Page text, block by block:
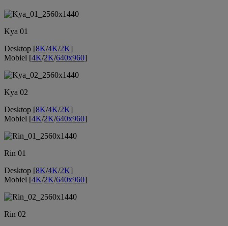
Kya 01
Desktop [8K/4K/2K]
Mobiel [4K/2K/640x960]
Kya 02
Desktop [8K/4K/2K]
Mobiel [4K/2K/640x960]
Rin 01
Desktop [8K/4K/2K]
Mobiel [4K/2K/640x960]
Rin 02